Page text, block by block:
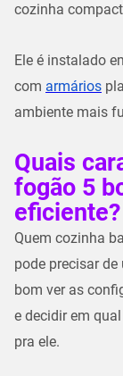
cozinha
Ele é instalado
com armários
ambiente mais
Quais
fogão 5
eficiente?
Quem cozinha
pode precisar
bom ver as
e decidir em
pra ele.